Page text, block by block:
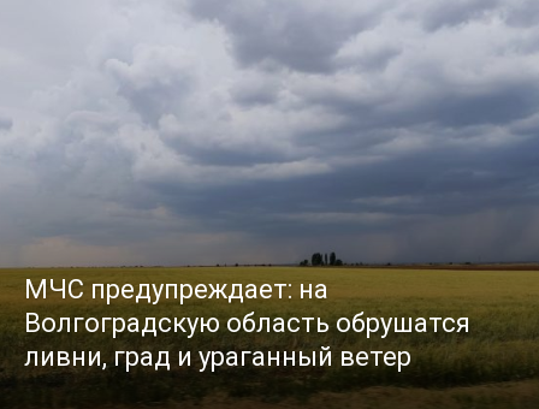
МЧС предупреждает: на
Волгоградскую область обрушатся
ливни, град и ураганный ветер